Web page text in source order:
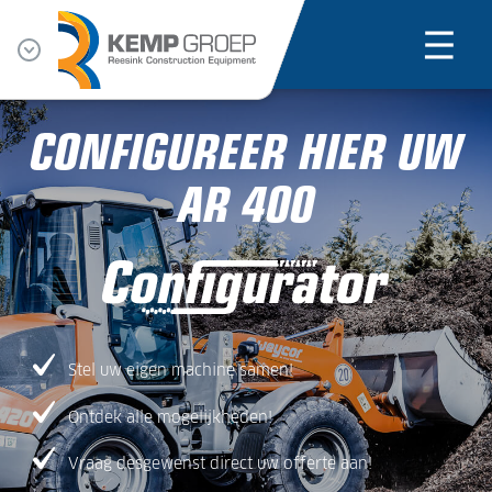
CONFIGUREER HIER UW
AR 400
Stel uw eigen machine samen!
Ontdek alle mogelijkheden!
Vraag desgewenst direct uw offerte aan!